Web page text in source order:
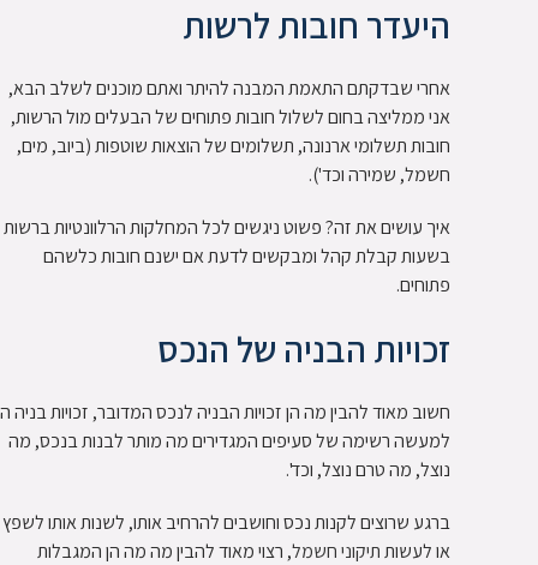
היעדר חובות לרשות
אחרי שבדקתם התאמת המבנה להיתר ואתם מוכנים לשלב הבא,
אני ממליצה בחום לשלול חובות פתוחים של הבעלים מול הרשות,
חובות תשלומי ארנונה, תשלומים של הוצאות שוטפות (ביוב, מים,
חשמל, שמירה וכד').
איך עושים את זה?פשוט ניגשים לכל המחלקות הרלוונטיות ברשות
בשעות קבלת קהל ומבקשים לדעת אם ישנם חובות כלשהם
פתוחים.
זכויות הבניה של הנכס
חשוב מאוד להבין מה הן זכויות הבניה לנכס המדובר, זכויות בניה
למעשה רשימה של סעיפים המגדירים מה מותר לבנות בנכס, מה
נוצל, מה טרם נוצל, וכד'.
ברגע שרוצים לקנות נכס וחושבים להרחיב אותו, לשנות אותו לשפץ
או לעשות תיקוני חשמל, רצוי מאוד להבין מה מה הן המגבלות